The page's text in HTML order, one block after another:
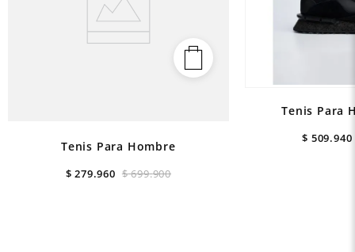
Tenis Para Hombre
$ 699.900
$ 279.960
Tenis Para
$ 509.940